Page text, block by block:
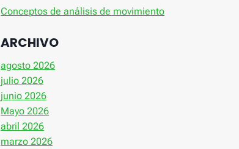
Conceptos de análisis de movimiento
ARCHIVO
agosto 2026
julio 2026
junio 2026
Mayo 2026
abril 2026
marzo 2026